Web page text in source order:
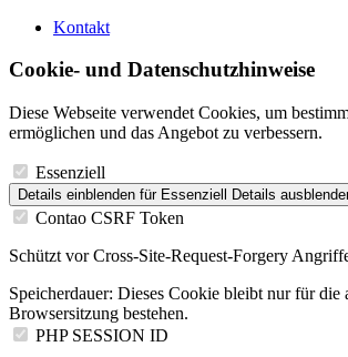
Kontakt
Cookie- und Datenschutzhinweise
Diese Webseite verwendet Cookies, um
ermöglichen und das Angebot zu verbessern.
Essenziell
Details einblenden für Essenziell Details
Contao CSRF Token
Schützt vor Cross-Site-Request-Forgery
Speicherdauer: Dieses Cookie bleibt nur für die
Browsersitzung bestehen.
PHP SESSION ID